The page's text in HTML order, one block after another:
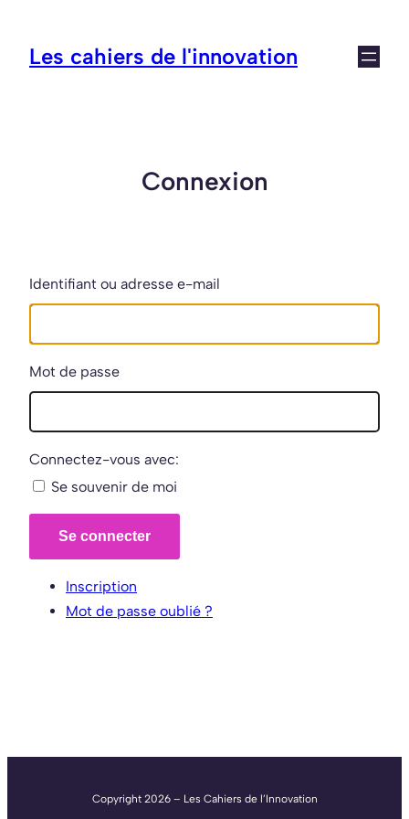
contenu
Les cahiers de l'innovation
Connexion
Identifiant ou adresse e-mail
Mot de passe
Connectez-vous avec:
Se souvenir de moi
Se connecter
Inscription
Mot de passe oublié ?
Copyright 2026 – Les Cahiers de l’Innovation